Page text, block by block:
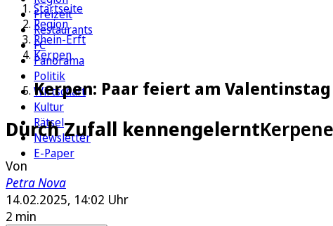
Freizeit
Restaurants
FC
Panorama
Politik
Wirtschaft
Kultur
Rätsel
Newsletter
E-Paper
Startseite
Region
Rhein-Erft
Kerpen
Kerpen: Paar feiert am
Durch Zufall kennengelernt
Von
Petra Nova
14.02.2025, 14:02 Uhr
2 min